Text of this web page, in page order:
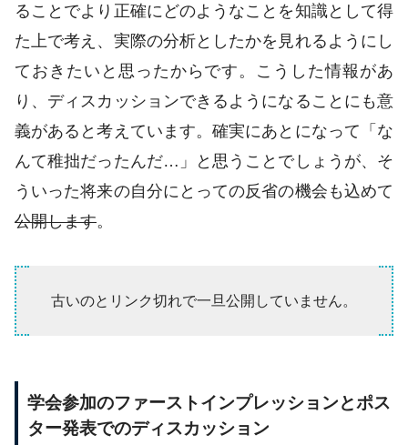
ることでより正確にどのようなことを知識として得
た上で考え、実際の分析としたかを見れるようにし
ておきたいと思ったからです。こうした情報があ
り、ディスカッションできるようになることにも意
義があると考えています。確実にあとになって「な
んて稚拙だったんだ…」と思うことでしょうが、そ
ういった将来の自分にとっての反省の機会も込めて
公開します。
古いのとリンク切れで一旦公開していません。
学会参加のファーストインプレッションとポス
ター発表でのディスカッション